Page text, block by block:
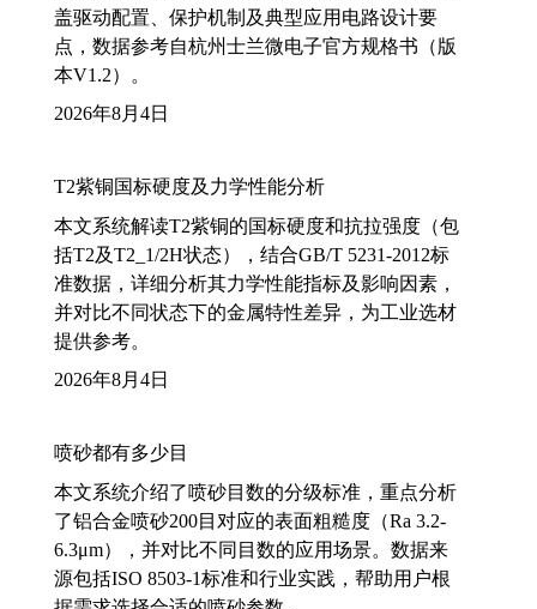
盖驱动配置、保护机制及典型应用电路设计要
点，数据参考自杭州士兰微电子官方规格书（版
本V1.2）。
2026年8月4日
T2紫铜国标硬度及力学性能分析
本文系统解读T2紫铜的国标硬度和抗拉强度（包
括T2及T2_1/2H状态），结合GB/T 5231-2012标
准数据，详细分析其力学性能指标及影响因素，
并对比不同状态下的金属特性差异，为工业选材
提供参考。
2026年8月4日
喷砂都有多少目
本文系统介绍了喷砂目数的分级标准，重点分析
了铝合金喷砂200目对应的表面粗糙度（Ra 3.2-
6.3μm），并对比不同目数的应用场景。数据来
源包括ISO 8503-1标准和行业实践，帮助用户根